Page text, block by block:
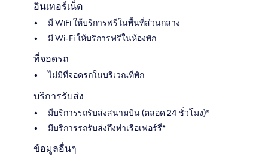
อินเทอร์เน็ต
มี WiFi ให้บริการฟรีในพื้นที่ส่วนกลาง
มี Wi-Fi ให้บริการฟรีในห้องพัก
ที่จอดรถ
ไม่มีที่จอดรถในบริเวณที่พัก
บริการรับส่ง
มีบริการรถรับส่งสนามบิน (ตลอด 24 ชั่วโมง)*
มีบริการรถรับส่งถึงท่าเรือเฟอร์รี่*
ข้อมูลอื่นๆ